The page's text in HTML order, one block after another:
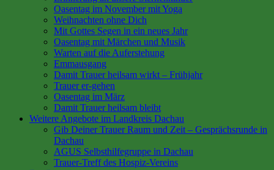
Oasentag im November mit Yoga
Weihnachten ohne Dich
Mit Gottes Segen in ein neues Jahr
Oasentag mit Märchen und Musik
Warten auf die Auferstehung
Emmausgang
Damit Trauer heilsam wirkt – Frühjahr
Trauer er-gehen
Oasentag im März
Damit Trauer heilsam bleibt
Weitere Angebote im Landkreis Dachau
Gib Deiner Trauer Raum und Zeit – Gesprächsrunde in
Dachau
AGUS Selbsthilfegruppe in Dachau
Trauer-Treff des Hospiz-Vereins